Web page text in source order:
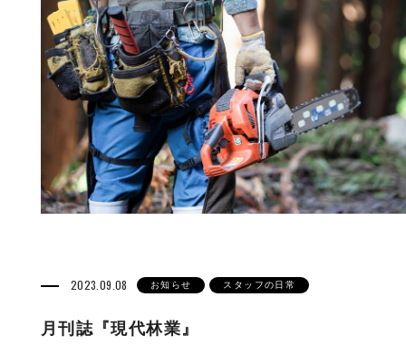
2023.09.08 お知らせ スタッフの日常
月刊誌『現代林業』